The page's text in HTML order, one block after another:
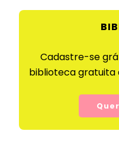
Cadastre-se
biblioteca gratuita